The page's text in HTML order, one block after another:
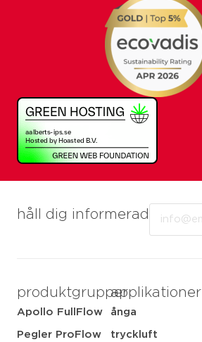
håll dig informerad
produktgrupper
Apollo FullFlow
Pegler ProFlow
applikationer
ånga
tryckluft